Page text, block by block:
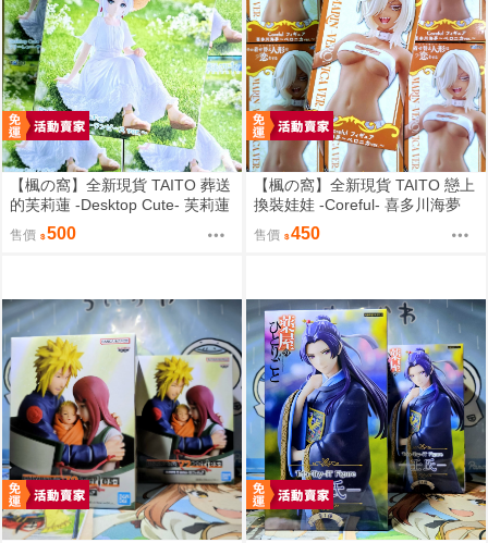
【楓の窩】全新現貨 TAITO 葬送
的芙莉蓮 -Desktop Cute- 芙莉蓮
夏日連身裙ver.【日版】
售價 500
【楓の窩】全新現貨 TAITO 戀上
換裝娃娃 -Coreful- 喜多川海夢
貝羅妮卡ver.【日版】
售價 450